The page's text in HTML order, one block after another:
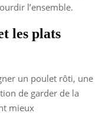
l’ensemble.
les plats
un poulet rôti, une
de garder de la
mieux